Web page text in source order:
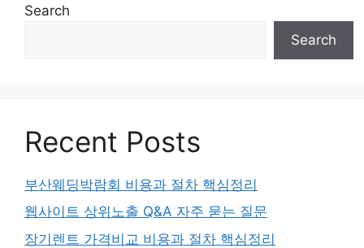
Search
Search
Recent Posts
부산웨딩박람회 비용과 절차 핵심정리
웹사이트 상위노출 Q&A 자주 묻는 질문
장기렌트 가격비교 비용과 절차 핵심정리